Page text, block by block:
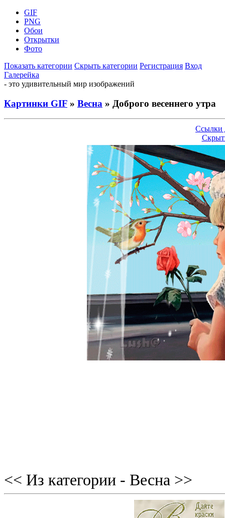
GIF
PNG
Обои
Открытки
Фото
Показать категории Скрыть категории Регистрация Вход
Галерейка
- это удивительный мир изображений
Картинки GIF » Весна » Доброго весеннего утра
Ссылки
<< Из категории - Весна >>